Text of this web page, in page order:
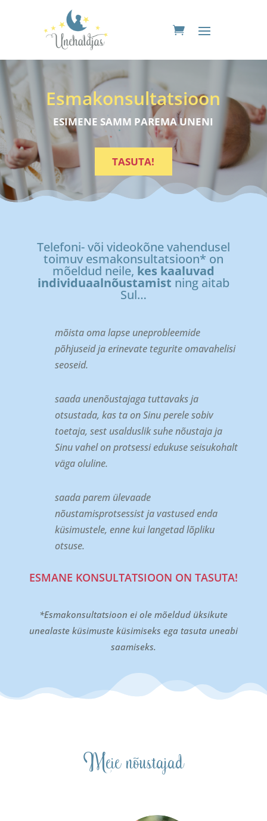
Esmakonsultatsioon
ESIMENE SAMM PAREMA UNENI
TASUTA!
Telefoni- või videokõne vahendusel
toimuv esmakonsultatsioon* on
mõeldud neile, kes kaaluvad
individuaalnõustamist ning aitab
Sul…
mõista oma lapse uneprobleemide
põhjuseid ja erinevate tegurite omavahelisi
seoseid.
saada unenõustajaga tuttavaks ja
otsustada, kas ta on Sinu perele sobiv
toetaja, sest usalduslik suhe nõustaja ja
Sinu vahel on protsessi edukuse seisukohalt
väga oluline.
saada parem ülevaade
nõustamisprotsessist ja vastused enda
küsimustele, enne kui langetad lõpliku
otsuse.
ESMANE KONSULTATSIOON ON TASUTA!
*Esmakonsultatsioon ei ole mõeldud üksikute
unealaste küsimuste küsimiseks ega tasuta uneabi
saamiseks.
Meie nõustajad